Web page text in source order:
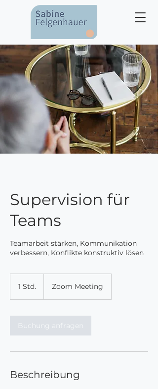
Supervision für
Teams
Teamarbeit stärken, Kommunikation
verbessern, Konflikte konstruktiv lösen
1 Std.
d
Zoom Meeting
Buchung anfragen
Beschreibung